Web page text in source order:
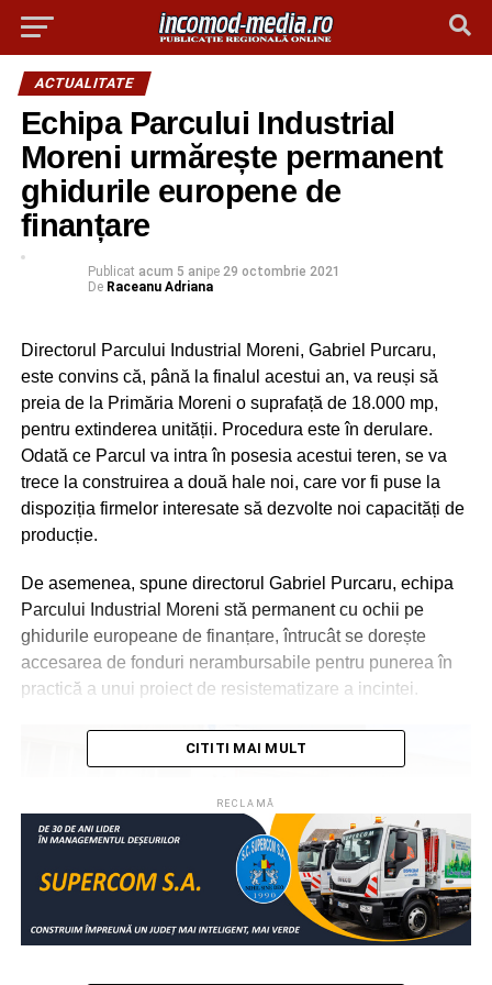
ACTUALITATE
Echipa Parcului Industrial
Moreni urmărește permanent
ghidurile europene de
finanțare
Publicat acum 5 anipe 29 octombrie 2021
De Raceanu Adriana
Directorul Parcului Industrial Moreni, Gabriel Purcaru,
este convins că, până la finalul acestui an, va reuși să
preia de la Primăria Moreni o suprafață de 18.000 mp,
pentru extinderea unității. Procedura este în derulare.
Odată ce Parcul va intra în posesia acestui teren, se va
trece la construirea a două hale noi, care vor fi puse la
dispoziția firmelor interesate să dezvolte noi capacități de
producție.
De asemenea, spune directorul Gabriel Purcaru, echipa
Parcului Industrial Moreni stă permanent cu ochii pe
ghidurile europeane de finanțare, întrucât se dorește
accesarea de fonduri nerambursabile pentru punerea în
practică a unui proiect de resistematizare a incintei.
CITITI MAI MULT
RECLAMĂ